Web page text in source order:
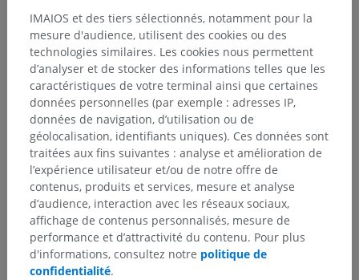
Anneau inguinal superficiel
Muscle oblique interne
Muscle transverse de l'abdomen
Ligne blanche
Ligne semi-lunaire
Voir plus
Anatomie humaine 1
IMAIOS et des tiers sélectionnés, notamment pour la
mesure d'audience, utilisent des cookies ou des
technologies similaires. Les cookies nous permettent
d’analyser et de stocker des informations telles que les
caractéristiques de votre terminal ainsi que certaines
données personnelles (par exemple : adresses IP,
données de navigation, d’utilisation ou de
géolocalisation, identifiants uniques). Ces données sont
traitées aux fins suivantes : analyse et amélioration de
l’expérience utilisateur et/ou de notre offre de
contenus, produits et services, mesure et analyse
d’audience, interaction avec les réseaux sociaux,
affichage de contenus personnalisés, mesure de
performance et d’attractivité du contenu. Pour plus
d'informations, consultez notre politique de
confidentialité.